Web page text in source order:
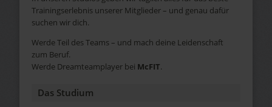
Trainingserlebnis unserer Mitglieder – und genau dafür
suchen wir dich.
Werde Teil des Teams – und mach deine Leidenschaft
zum Beruf.
Werde Dreamteamplayer bei McFIT.
Das Studium